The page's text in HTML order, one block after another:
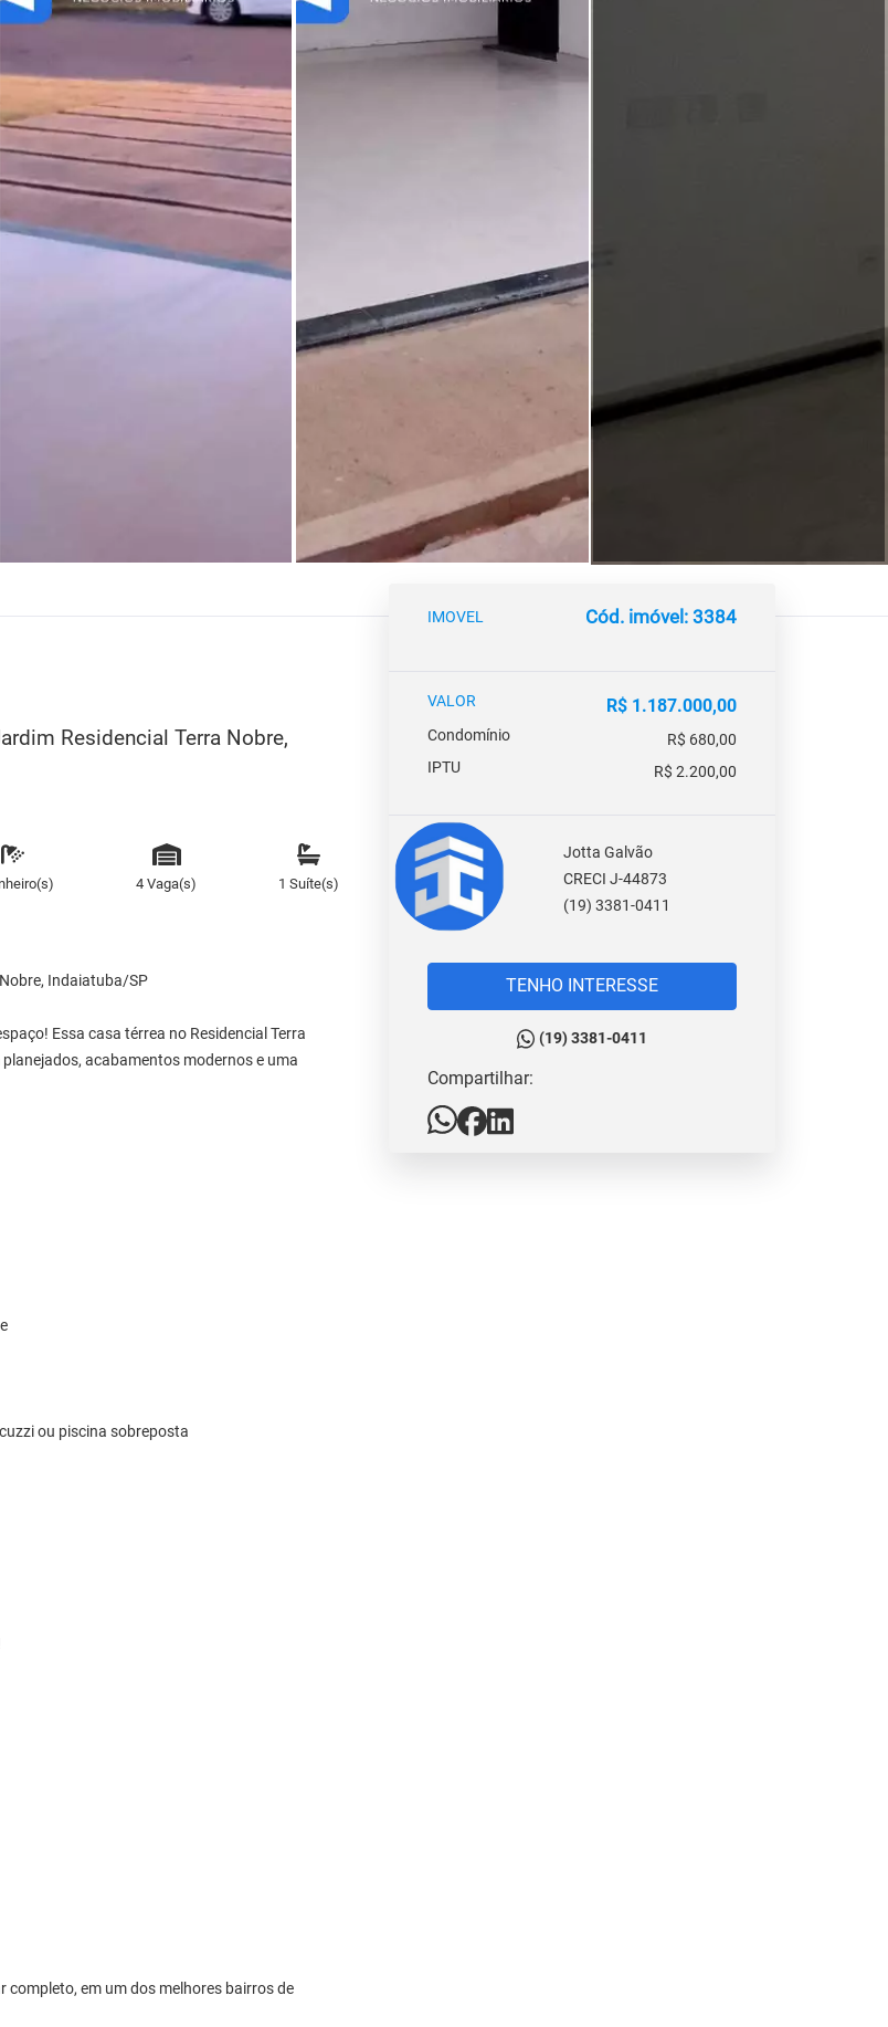
Residencial Terra Nobre,
4 Vaga(s) 1 Suíte(s)
Indaiatuba/SP
Essa casa térrea no Residencial Terra
acabamentos modernos e uma
ou piscina sobreposta
completo, em um dos melhores bairros de
IMOVEL Cód. imóvel: 3384
VALOR R$ 1.187.000,00
Condomínio
R$ 680,00
IPTU
R$ 2.200,00
Jotta Galvão
CRECI J-44873
(19) 3381-0411
TENHO INTERESSE
(19) 3381-0411
Compartilhar: